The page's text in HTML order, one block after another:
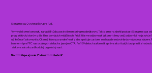
Starajme sa. O zvieratách, pre ľudí.
Vymysleli sme koncept, zariadili štúdio, poskytli mentoring moderátorovi. Takto sme rozbehli podcast Starajme sa s
priazeň tých, ktorým záleží na domácich miláčikoch. Priblížili sme odbornosť laikom - témy vedú odborníci, no jazyk je
užitočnosť a komunita. Okamžitú rozpoznateľnosť zabezpečuje custom znelka a brandové farby v úvode a závere.
bannermi pre PPC na sociálnych sieťach s jasným CTA. Po 189 dieloch sa formát správa ako rituál, ktorý prináša
získava autoritu a dlhodobý organický rast.
Nech to šlape aj u vás. Poďme to rozbehnúť.